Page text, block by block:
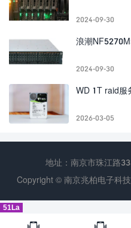
2024-09-30
浪潮
2024-09-30
WD 1T raid服
2026-03-05
地址：南京市珠江路
Copyright © 南京兆柏电子科
51La